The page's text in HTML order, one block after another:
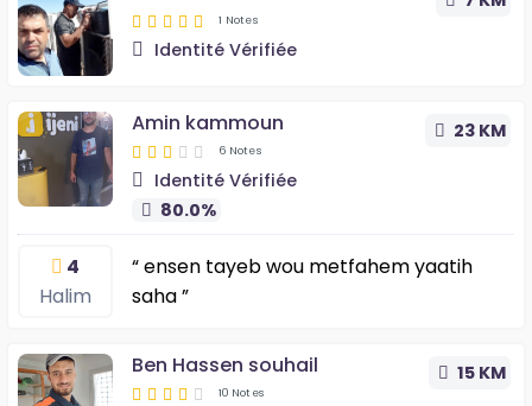
1 Notes
Identité Vérifiée
23 KM
Amin kammoun
6 Notes
Identité Vérifiée
80.0%
4
Halim
“ ensen tayeb wou metfahem yaatih
saha ”
15 KM
Ben Hassen souhail
10 Notes